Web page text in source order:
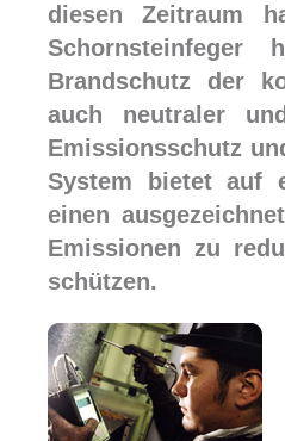
diesen Zeitraum
Brandschutz der
auch neutraler
Emissionsschutz
System bietet auf
einen
Emissionen zu
schützen.